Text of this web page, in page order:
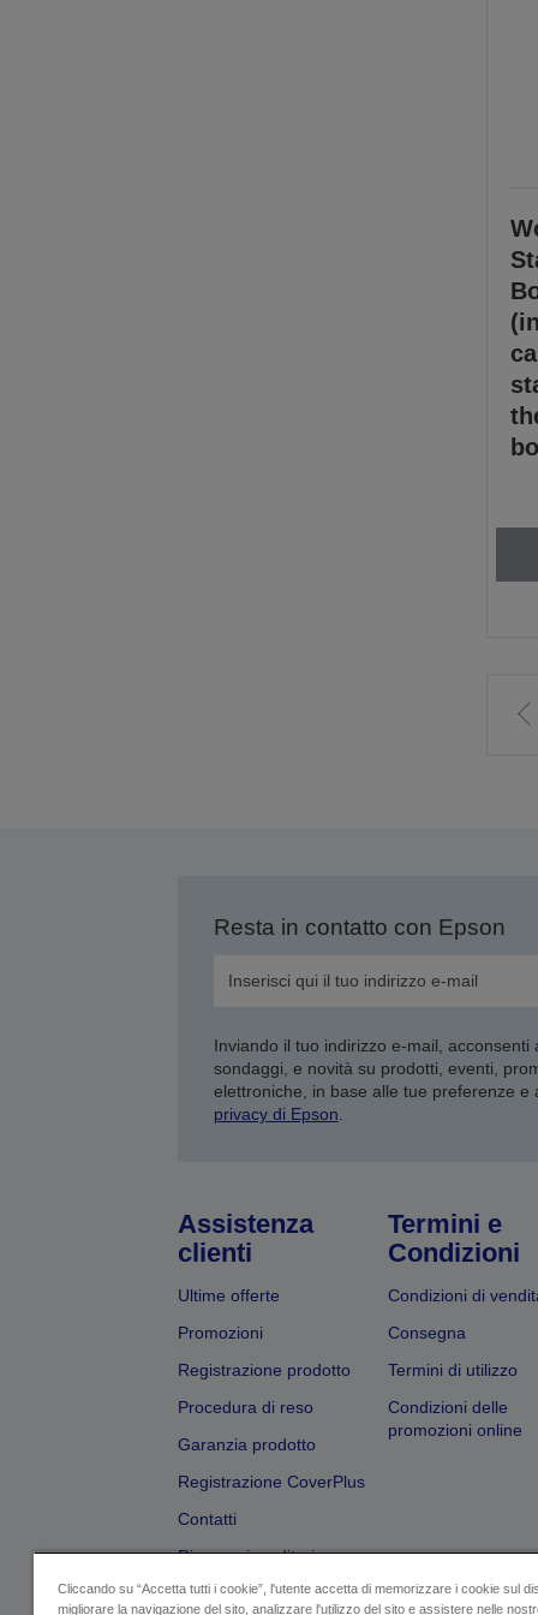
Resta in contatto con Epson
Inviando il tuo indirizzo e-mail,
sondaggi, e novità su prodotti, eventi,
elettroniche, in base alle tue preferenze e
privacy di Epson.
Assistenza
clienti
Ultime offerte
Promozioni
Registrazione prodotto
Procedura di reso
Garanzia prodotto
Registrazione CoverPlus
Contatti
Ricerca rivenditori
Termini e
Condizioni
Condizioni di
Consegna
Termini di utilizzo
Condizioni delle
promozioni online
Cliccando su “Accetta tutti i cookie”, l'utente accetta di memorizzare i cookie sul
migliorare la navigazione del sito, analizzare l'utilizzo del sito e assistere nelle